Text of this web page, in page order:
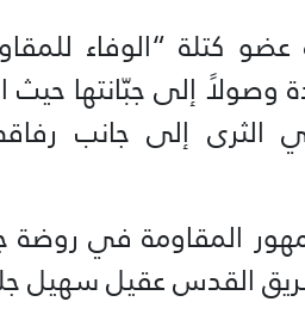
كتلة “الوفاء
إلى جبّانتها
الثرى إلى جانب
المقاومة في روضة
القدس عقيل سهيل